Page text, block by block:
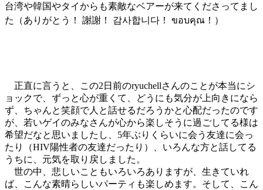
台湾や韓国やタイからも素敵なベアーが来てくださってまし
た（ありがとう！ 謝謝！ 감사합니다！ ขอบคุณ！）
正直に言うと、この2日前のryuchellさんのことが本当にシ
ョックで、ずっと心が重くて、どうにも気分が上向きになら
ず、ちゃんと笑顔で人と話せるだろうかと心配だったのです
が、若いゲイのみなさんが心から楽しそうに過ごしてる様は
希望だなと思いましたし、5年ぶりくらいに会う友達に会っ
たり（HIV陽性者の友達だったり）、いろんな方と話してる
うちに、元気を取り戻しました。
世の中、悲しいこともいろいろありますが、生きていれ
ば、こんな素晴らしいパーティも楽しめます。そして、こん